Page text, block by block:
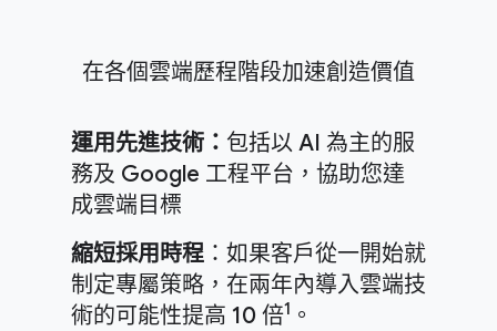
在各個雲端歷程階段加速創造價值
運用先進技術： 包括以 AI 為主的服
務及 Google 工程平台，協助您達
成雲端目標
縮短採用時程 ：如果客戶從一開始就
制定專屬策略，在兩年內導入雲端技
術的可能性提高 10 倍1 。